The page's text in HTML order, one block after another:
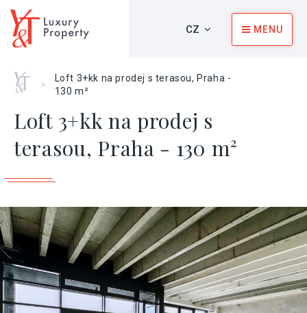
CZ MENU
Home
>
Loft 3+kk na prodej s terasou, Praha -
130 m²
Loft 3+kk na prodej s
terasou, Praha - 130 m²